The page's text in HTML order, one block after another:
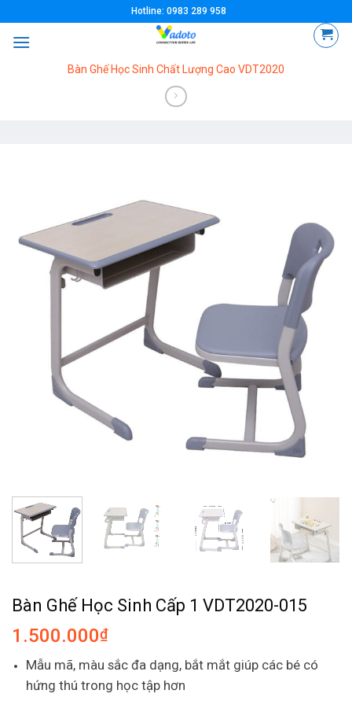
content
Hotline: 0983 289 958
Bàn Ghế Học Sinh Chất Lượng Cao VDT2020
Bàn Ghế Học Sinh Cấp 1 VDT2020-015
1.500.000₫
Mẫu mã, màu sắc đa dạng, bắt mắt giúp các bé có
hứng thú trong học tập hơn